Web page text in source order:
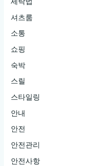
셔츠룸
소통
쇼핑
숙박
스릴
스타일링
안내
안전
안전관리
안전사항